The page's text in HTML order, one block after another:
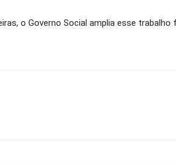
o Governo Social amplia esse